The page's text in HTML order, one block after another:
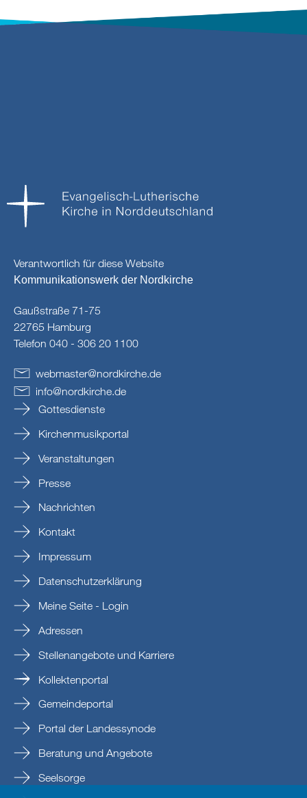
Verantwortlich für diese Website
Kommunikationswerk der Nordkirche
Gaußstraße 71-75
22765 Hamburg
Telefon 040 - 306 20 1100
webmaster@nordkirche.de
info@nordkirche.de
Gottesdienste
Kirchenmusikportal
Veranstaltungen
Presse
Nachrichten
Kontakt
Impressum
Datenschutzerklärung
Meine Seite - Login
Adressen
Stellenangebote und Karriere
Kollektenportal
Gemeindeportal
Portal der Landessynode
Beratung und Angebote
Seelsorge